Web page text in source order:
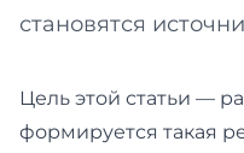
становятся
Цель этой статьи —
формируется такая